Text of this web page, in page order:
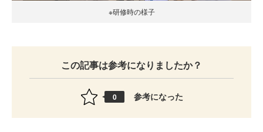
※研修時の様子
この記事は参考になりましたか？
0 参考になった